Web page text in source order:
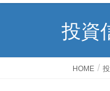
投資
HOME